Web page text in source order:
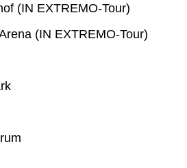
(IN EXTREMO-Tour)
(IN EXTREMO-Tour)